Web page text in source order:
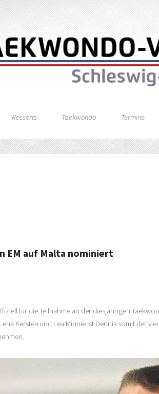
Ressorts Taekwondo Termine
EM auf Malta nominiert
für die Teilnahme an der diesjährigen
Kersten und Lea Minnie ist Dennis somit der